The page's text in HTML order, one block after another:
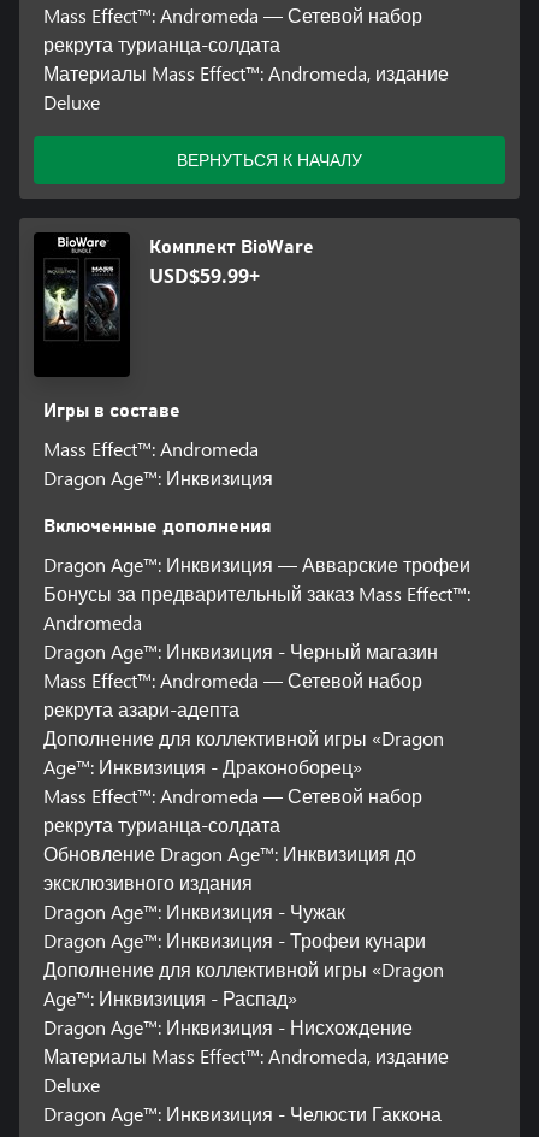
Mass Effect™: Andromeda — Сетевой набор
рекрута турианца-солдата
Материалы Mass Effect™: Andromeda, издание
Deluxe
ВЕРНУТЬСЯ К НАЧАЛУ
Комплект BioWare
USD$59.99+
Игры в составе
Mass Effect™: Andromeda
Dragon Age™: Инквизиция
Включенные дополнения
Dragon Age™: Инквизиция — Авварские трофеи
Бонусы за предварительный заказ Mass Effect™:
Andromeda
Dragon Age™: Инквизиция - Черный магазин
Mass Effect™: Andromeda — Сетевой набор
рекрута азари-адепта
Дополнение для коллективной игры «Dragon
Age™: Инквизиция - Драконоборец»
Mass Effect™: Andromeda — Сетевой набор
рекрута турианца-солдата
Обновление Dragon Age™: Инквизиция до
эксклюзивного издания
Dragon Age™: Инквизиция - Чужак
Dragon Age™: Инквизиция - Трофеи кунари
Дополнение для коллективной игры «Dragon
Age™: Инквизиция - Распад»
Dragon Age™: Инквизиция - Нисхождение
Материалы Mass Effect™: Andromeda, издание
Deluxe
Dragon Age™: Инквизиция - Челюсти Гаккона